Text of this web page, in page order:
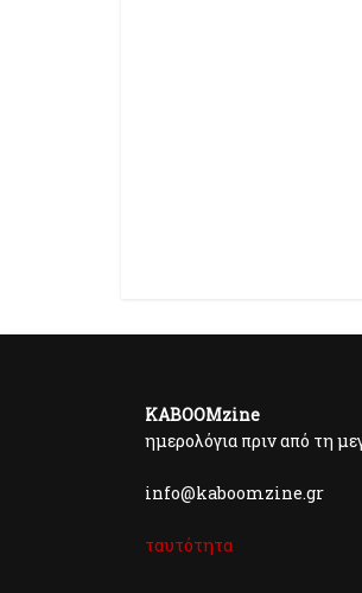
KABOOMzine
ημερολόγια πριν από τη
info@kaboomzine.gr
ταυτότητα